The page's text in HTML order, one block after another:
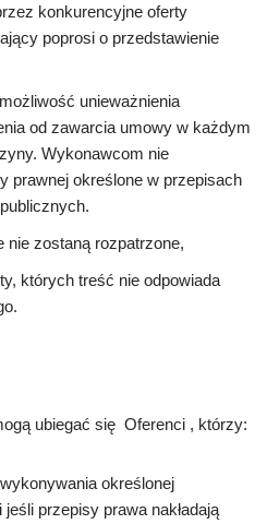
konkurencyjne oferty
poprosi o przedstawienie
unieważnienia
od zawarcia umowy w każdym
Wykonawcom nie
prawnej określone w przepisach
nie zostaną rozpatrzone,
których treść nie odpowiada
ubiegać się Oferenci , którzy:
określonej
przepisy prawa nakładają